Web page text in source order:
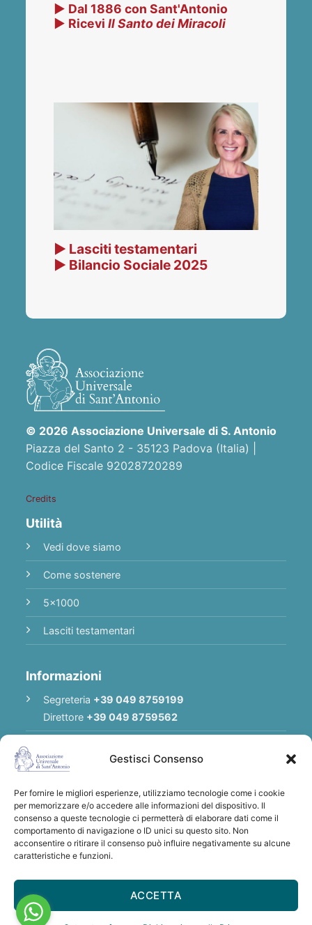
Gestisci Consenso
Per fornire le migliori esperienze, utilizziamo tecnologie come i cookie
per memorizzare e/o accedere alle informazioni del dispositivo. Il
consenso a queste tecnologie ci permetterà di elaborare dati come il
comportamento di navigazione o ID unici su questo sito. Non
acconsentire o ritirare il consenso può influire negativamente su alcune
caratteristiche e funzioni.
ACCETTA
▶ Dal 1886 con Sant'Antonio
▶ RiceviIl Santo dei Miracoli
▶ Lasciti testamentari
▶ Bilancio Sociale 2025
© 2026 Associazione Universale di S. Antonio
Piazza del Santo 2 - 35123 Padova (Italia) |
Codice Fiscale 92028720289
Credits
Utilità
Vedi dove siamo
Come sostenere
5x1000
Lasciti testamentari
Informazioni
Segreteria +39 049 8759199
Direttore +39 049 8759562
E-mail
Privacy Policy
Grazie per qualsiasi donazione a sostegno
IBAN: IT28 U030 6912 1181 0000 0012 641
- BIC/SWIFT: BCITITMM